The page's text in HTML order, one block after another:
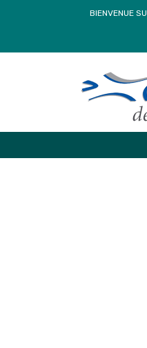
BIENVENUE